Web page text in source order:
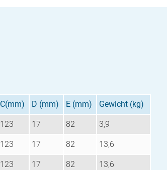
C(mm) D (mm) E (mm) Gewicht (kg)
123 17 82 3,9
123 17 82 13,6
123 17 82 13,6